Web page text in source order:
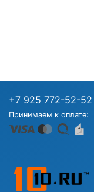
+7 925 772-52-52
Принимаем к оплате: